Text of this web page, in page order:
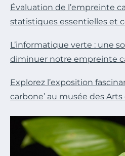
Évaluation de l’empreinte
statistiques essentielles et
L’informatique verte : une
diminuer notre empreinte
Explorez l’exposition
carbone’ au musée des